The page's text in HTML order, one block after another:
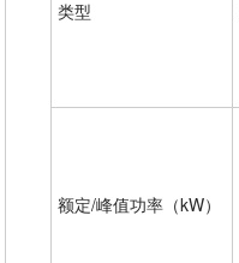
类型
额定/峰值功率（kW）